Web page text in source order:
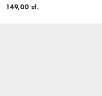
rozkloszowanymi mankietami w
149,00 zł.